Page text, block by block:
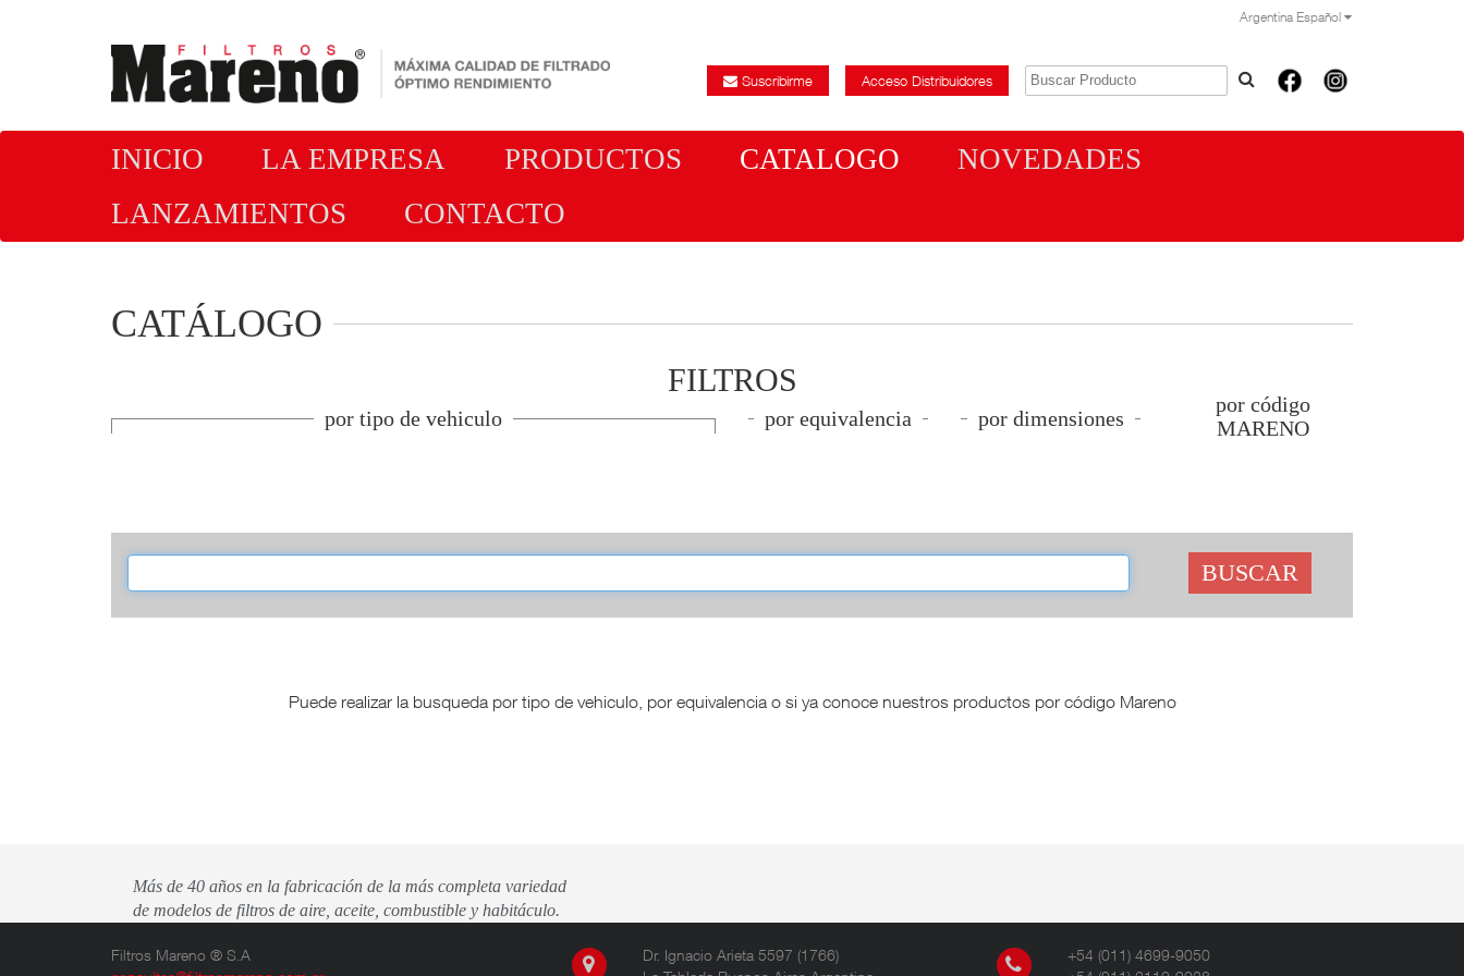
Argentina Español
Acceso Distribuidores
Suscribirme
INICIO LA EMPRESA
ACERCA DE
PRODUCTOS
FILTROS DE
CATALOGO
NOVEDADES
LANZAMIENTOS
CONTACTO
CATÁLOGO
FILTROS
por tipo de vehiculo por equivalencia por dimensiones
por código
MARENO
BUSCAR
Puede realizar la busqueda por tipo de vehiculo, por equivalencia o si ya conoce nuestros productos por código Mareno
Más de 40 años en la fabricación de la más completa variedad
de modelos de filtros de aire, aceite, combustible y habitáculo.
Filtros Mareno ® S.A
Dr. Ignacio Arieta 5597 (1766)
+54 (011) 4699-9050